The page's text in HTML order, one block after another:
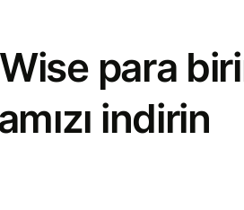
para
indirin